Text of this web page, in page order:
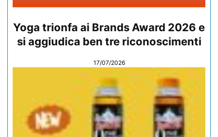
Yoga trionfa ai Brands Award 2026 e
si aggiudica ben tre riconoscimenti
17/07/2026